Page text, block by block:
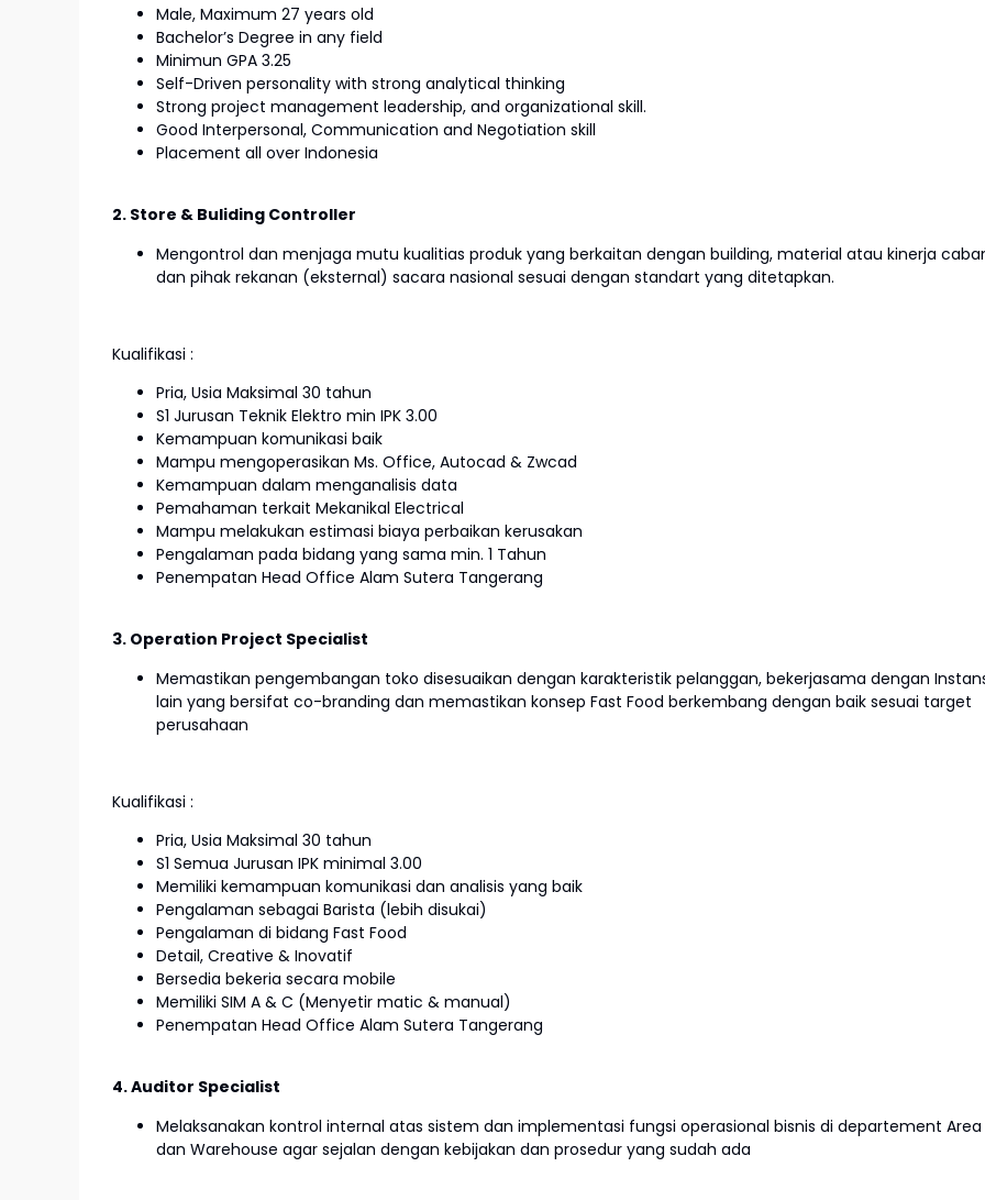
Male, Maximum 27 years old
Bachelor’s Degree in any field
Minimun GPA 3.25
Self-Driven personality with strong analytical thinking
Strong project management leadership, and organizational skill.
Good Interpersonal, Communication and Negotiation skill
Placement all over Indonesia
2. Store & Buliding Controller
Mengontrol dan menjaga mutu kualitias produk yang berkaitan dengan building, material atau kinerja
dan pihak rekanan (eksternal) sacara nasional sesuai dengan standart yang ditetapkan.
Kualifikasi :
Pria, Usia Maksimal 30 tahun
S1 Jurusan Teknik Elektro min IPK 3.00
Kemampuan komunikasi baik
Mampu mengoperasikan Ms. Office, Autocad & Zwcad
Kemampuan dalam menganalisis data
Pemahaman terkait Mekanikal Electrical
Mampu melakukan estimasi biaya perbaikan kerusakan
Pengalaman pada bidang yang sama min. 1 Tahun
Penempatan Head Office Alam Sutera Tangerang
3. Operation Project Specialist
Memastikan pengembangan toko disesuaikan dengan karakteristik pelanggan, bekerjasama dengan
lain yang bersifat co-branding dan memastikan konsep Fast Food berkembang dengan baik sesuai target
perusahaan
Kualifikasi :
Pria, Usia Maksimal 30 tahun
S1 Semua Jurusan IPK minimal 3.00
Memiliki kemampuan komunikasi dan analisis yang baik
Pengalaman sebagai Barista (lebih disukai)
Pengalaman di bidang Fast Food
Detail, Creative & Inovatif
Bersedia bekeria secara mobile
Memiliki SIM A & C (Menyetir matic & manual)
Penempatan Head Office Alam Sutera Tangerang
4. Auditor Specialist
Melaksanakan kontrol internal atas sistem dan implementasi fungsi operasional bisnis di departement Area
dan Warehouse agar sejalan dengan kebijakan dan prosedur yang sudah ada